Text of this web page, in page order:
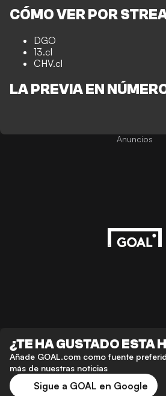
CÓMO VER POR
DGO
13.cl
CHV.cl
LA PREVIA EN
Anuncios
¿TE HA GUSTADO ESTA
Añade GOAL.com como fuente
más de nuestras noticias
Sigue a GOAL en Google